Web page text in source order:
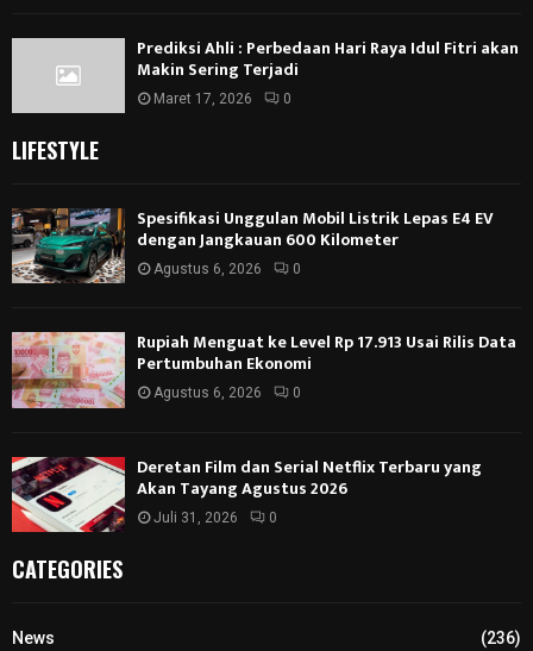
Prediksi Ahli : Perbedaan Hari Raya Idul Fitri akan
Makin Sering Terjadi
Maret 17, 2026 0
LIFESTYLE
Spesifikasi Unggulan Mobil Listrik Lepas E4 EV
dengan Jangkauan 600 Kilometer
Agustus 6, 2026 0
Rupiah Menguat ke Level Rp 17.913 Usai Rilis Data
Pertumbuhan Ekonomi
Agustus 6, 2026 0
Deretan Film dan Serial Netflix Terbaru yang
Akan Tayang Agustus 2026
Juli 31, 2026 0
CATEGORIES
News
(236)